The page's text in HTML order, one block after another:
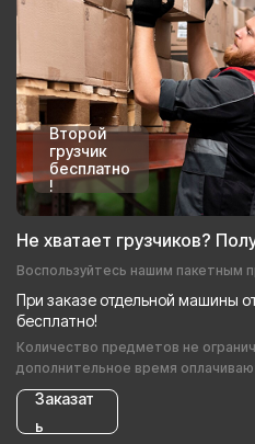
Второй
грузчик
бесплатно
!
Не хватает грузчиков?
Воспользуйтесь нашим пакетным
При заказе отдельной машины
бесплатно!
Количество предметов не
дополнительное время
Заказат
ь